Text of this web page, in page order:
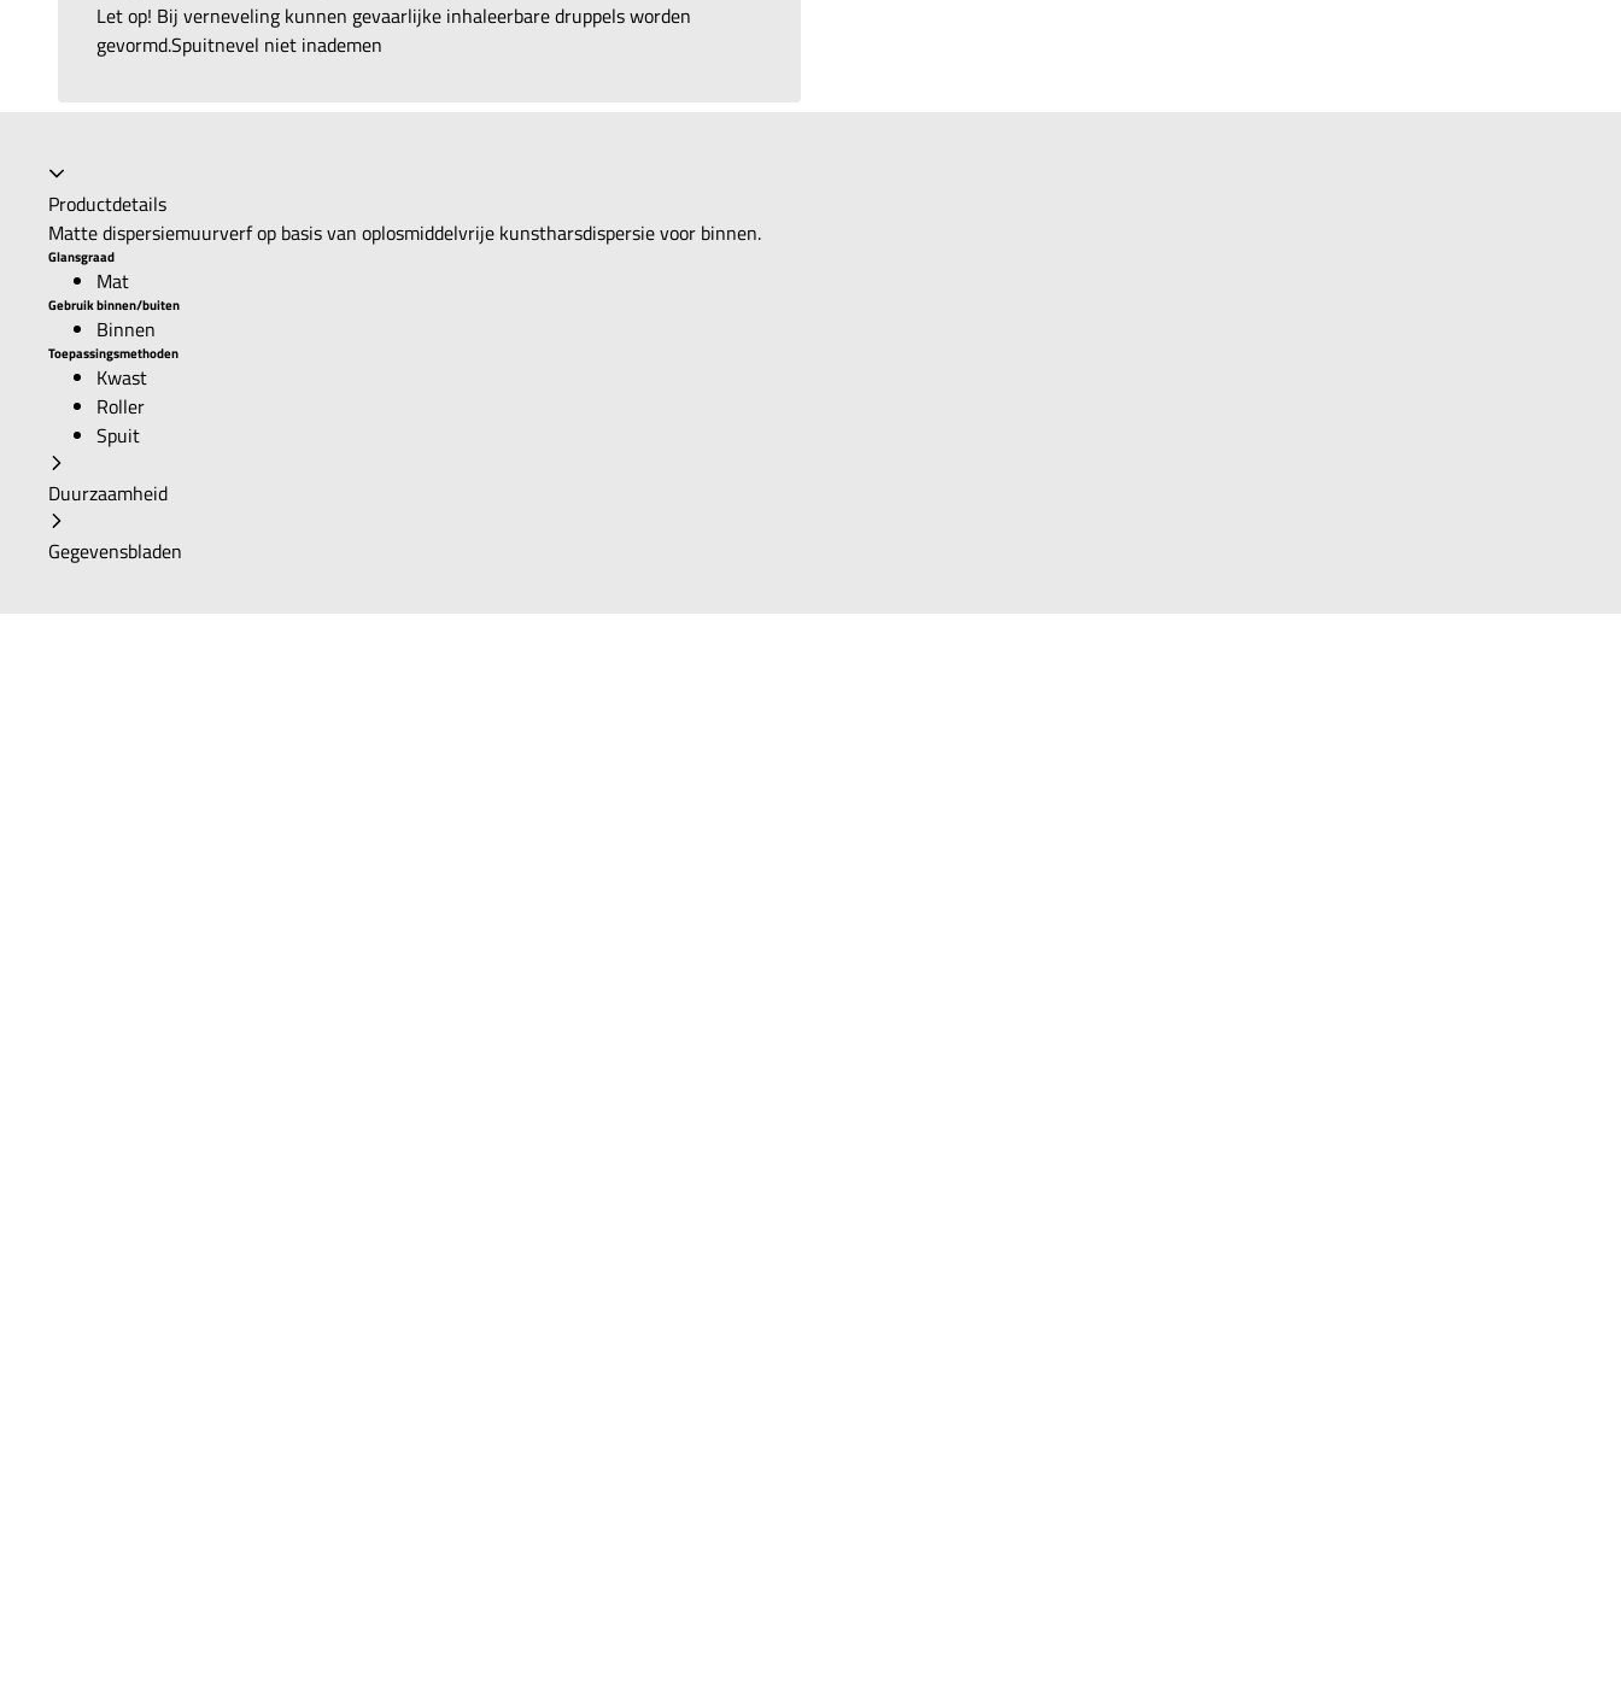
Let op! Bij verneveling kunnen gevaarlijke inhaleerbare druppels worden
gevormd.Spuitnevel niet inademen
Productdetails
Matte dispersiemuurverf op basis van oplosmiddelvrije kunstharsdispersie voor binnen.
Glansgraad
Mat
Gebruik binnen/buiten
Binnen
Toepassingsmethoden
Kwast
Roller
Spuit
Duurzaamheid
Gegevensbladen